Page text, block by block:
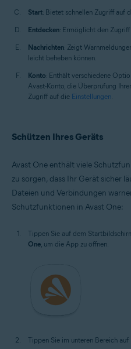
Start: Bietet schnellen Zugriff auf
Entdecken: Ermöglicht den
Nachrichten: Zeigt
leicht beheben können.
Konto: Enthält verschiedene
Avast-Konto, die Überprüfung
Zugriff auf die Einstellungen.
Schützen Ihres Geräts
Avast One enthält viele
zu sorgen, dass Ihr Gerät sicher
Dateien und Verbindungen
Schutzfunktionen in Avast One:
Tippen Sie auf dem
One, um die App zu öffnen.
Tippen Sie im unteren Bereich auf